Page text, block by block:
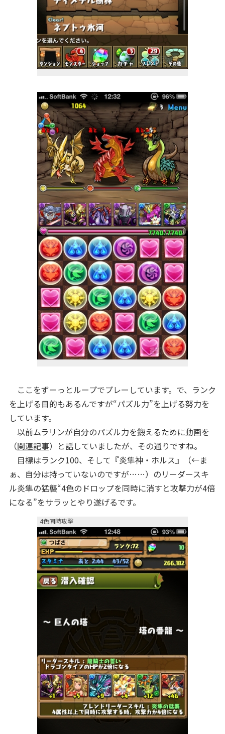
ここをずーっとループでプレーしています。で、ランク
を上げる目的もあるんですが“パズル力”を上げる努力を
しています。
以前ムラリンが自分のパズル力を鍛えるために動画を
（関連記事）と話していましたが、その通りですね。
目標はランク100、そして『炎隼神・ホルス』（←ま
ぁ、自分は持っていないのですが……）のリーダースキ
ル炎隼の猛襲“4色のドロップを同時に消すと攻撃力が4倍
になる”をサラッとやり遂げるです。
4色同時攻撃